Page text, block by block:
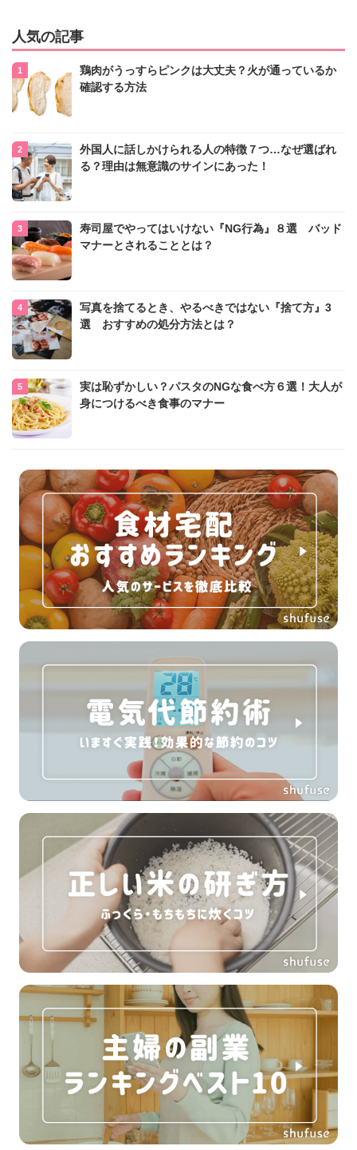
人気の記事
鶏肉がうっすらピンクは大丈夫？火が通っているか
確認する方法
外国人に話しかけられる人の特徴７つ…なぜ選ばれ
る？理由は無意識のサインにあった！
寿司屋でやってはいけない『NG行為』８選 バッド
マナーとされることとは？
写真を捨てるとき、やるべきではない『捨て方』3
選 おすすめの処分方法とは？
実は恥ずかしい？パスタのNGな食べ方６選！大人が
身につけるべき食事のマナー